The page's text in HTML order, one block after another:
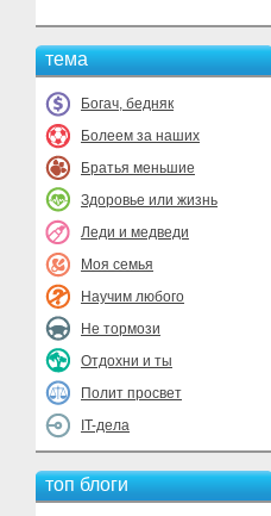
тема
Богач, бедняк
Болеем за наших
Братья меньшие
Здоровье или жизнь
Леди и медведи
Моя семья
Научим любого
Не тормози
Отдохни и ты
Полит просвет
IT-дела
топ блоги